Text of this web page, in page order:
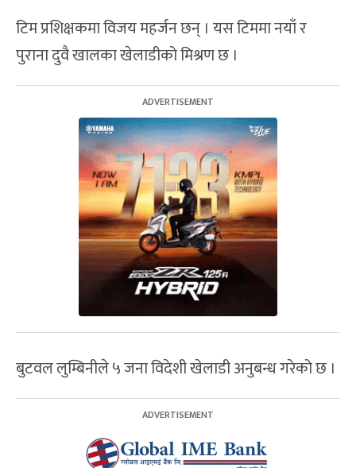
टिम प्रशिक्षकमा विजय महर्जन छन् । यस टिममा नयाँ र
पुराना दुवै खालका खेलाडीको मिश्रण छ ।
बुटवल लुम्बिनीले ५ जना विदेशी खेलाडी अनुबन्ध गरेको छ ।